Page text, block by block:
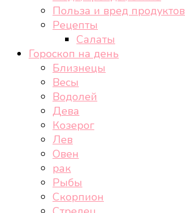
Польза и вред продуктов
Рецепты
Салаты
Гороскоп на день
Близнецы
Весы
Водолей
Дева
Козерог
Лев
Овен
рак
Рыбы
Скорпион